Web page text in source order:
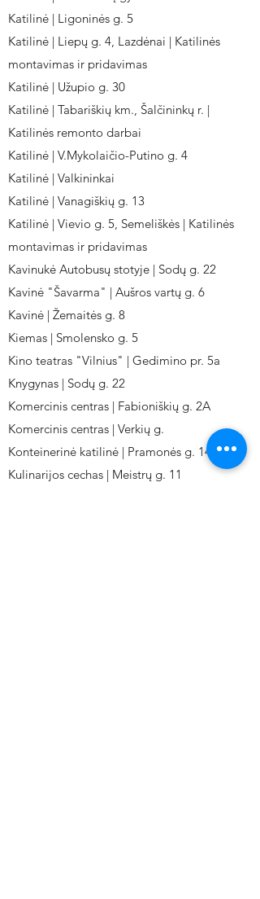
Katilinė | Ligoninės g. 5
Katilinė | Liepų g. 4, Lazdėnai | Katilinės
montavimas ir pridavimas
Katilinė | Užupio g. 30
Katilinė | Tabariškių km., Šalčininkų r. |
Katilinės remonto darbai
Katilinė | V.Mykolaičio-Putino g. 4
Katilinė | Valkininkai
Katilinė | Vanagiškių g. 13
Katilinė | Vievio g. 5, Semeliškės | Katilinės
montavimas ir pridavimas
Kavinukė Autobusų stotyje | Sodų g. 22
Kavinė "Šavarma" | Aušros vartų g. 6
Kavinė | Žemaitės g. 8
Kiemas | Smolensko g. 5
Kino teatras "Vilnius" | Gedimino pr. 5a
Knygynas | Sodų g. 22
Komercinis centras | Fabioniškių g. 2A
Komercinis centras | Verkių g.
Konteinerinė katilinė | Pramonės g. 141
Kulinarijos cechas | Meistrų g. 11